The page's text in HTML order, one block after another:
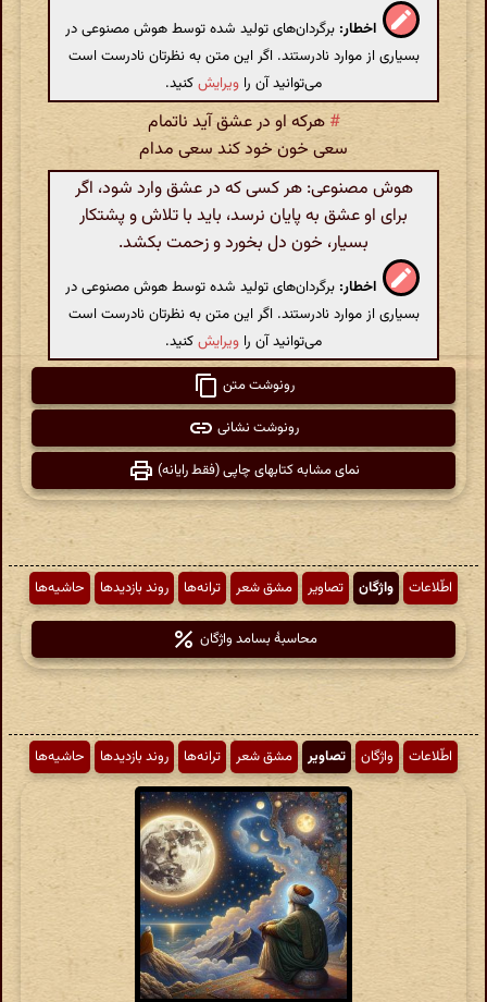
اخطار: برگردان‌های تولید شده توسط هوش مصنوعی در
بسیاری از موارد نادرستند. اگر این متن به نظرتان نادرست است
می‌توانید آن را ویرایشکنید.
# هرکه او در عشق آید ناتمام
سعی خون خود کند سعی مدام
هوش مصنوعی: هر کسی که در عشق وارد شود، اگر
برای او عشق به پایان نرسد، باید با تلاش و پشتکار
بسیار، خون دل بخورد و زحمت بکشد.
اخطار: برگردان‌های تولید شده توسط هوش مصنوعی در
بسیاری از موارد نادرستند. اگر این متن به نظرتان نادرست است
می‌توانید آن را ویرایشکنید.
رونوشت متن
رونوشت نشانی
نمای مشابه کتابهای چاپی (فقط رایانه)
اطّلاعات واژگان تصاویر مشق شعر ترانه‌ها روند بازدیدها حاشیه‌ها
محاسبهٔ بسامد واژگان
اطّلاعات واژگان تصاویر مشق شعر ترانه‌ها روند بازدیدها حاشیه‌ها